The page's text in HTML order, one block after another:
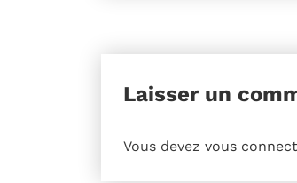
Laisser un
Vous devez vous